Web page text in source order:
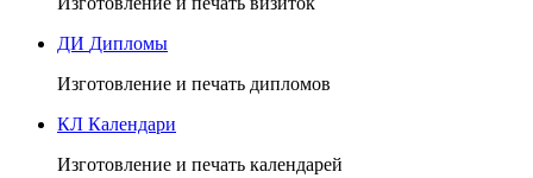
ДИ Дипломы
Изготовление и печать дипломов
КЛ Календари
Изготовление и печать календарей